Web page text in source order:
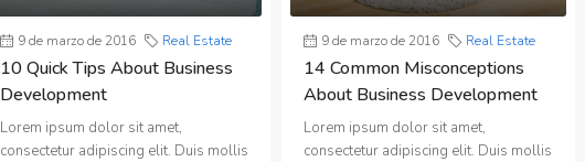
9 de marzo de 2016 Real Estate
10 Quick Tips About Business
Development
Lorem ipsum dolor sit amet,
consectetur adipiscing elit. Duis mollis
9 de marzo de 2016 Real Estate
14 Common Misconceptions
About Business Development
Lorem ipsum dolor sit amet,
consectetur adipiscing elit. Duis mollis